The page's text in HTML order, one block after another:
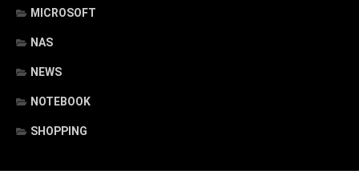
MICROSOFT
NAS
NEWS
NOTEBOOK
SHOPPING